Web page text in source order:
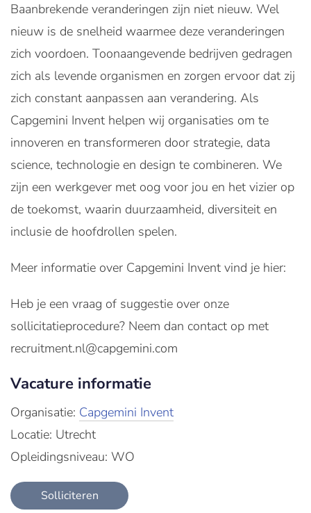
Baanbrekende veranderingen zijn niet nieuw. Wel
nieuw is de snelheid waarmee deze veranderingen
zich voordoen. Toonaangevende bedrijven gedragen
zich als levende organismen en zorgen ervoor dat zij
zich constant aanpassen aan verandering. Als
Capgemini Invent helpen wij organisaties om te
innoveren en transformeren door strategie, data
science, technologie en design te combineren. We
zijn een werkgever met oog voor jou en het vizier op
de toekomst, waarin duurzaamheid, diversiteit en
inclusie de hoofdrollen spelen.
Meer informatie over Capgemini Invent vind je hier:
Heb je een vraag of suggestie over onze
sollicitatieprocedure? Neem dan contact op met
recruitment.nl@capgemini.com
Vacature informatie
Organisatie: Capgemini Invent
Locatie: Utrecht
Opleidingsniveau: WO
Solliciteren